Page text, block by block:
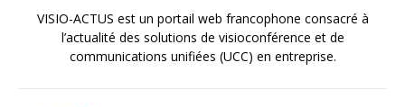
VISIO-ACTUS est un portail web francophone consacré à
l’actualité des solutions de visioconférence et de
communications unifiées (UCC) en entreprise.